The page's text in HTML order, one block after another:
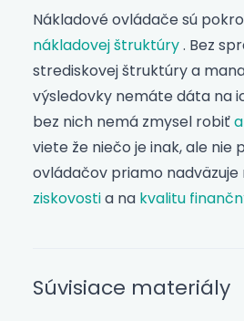
Nákladové ovládače sú
nákladovej štruktúry. Bez
strediskovej štruktúry a
výsledovky nemáte dáta na
bez nich nemá zmysel robiť
viete že niečo je inak, ale nie
ovládačov priamo nadväzuje
ziskovostia na kvalitu
Súvisiace materiály